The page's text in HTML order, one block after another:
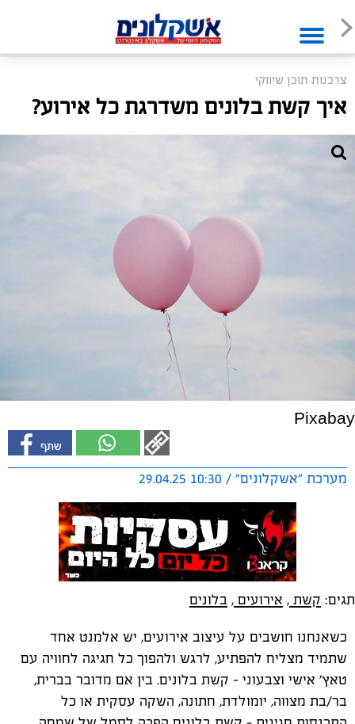
צרכנות תוכן שיווקי
איך קשת בלונים משדרגת כל אירוע?
Pixabay
מערכת "אשקלונים" / 10:30 29.04.25
תגים: קשת , אירועים , בלונים
כשאנחנו חושבים על עיצוב אירועים, יש אלמנט אחד
שתמיד מצליח להפתיע, לרגש ולהפוך כל חגיגה לחוויה עם
טאץ' אישי וצבעוני – קשת בלונים. בין אם מדובר בברית,
בר/בת מצווה, יומולדת, חתונה, השקה עסקית או כל